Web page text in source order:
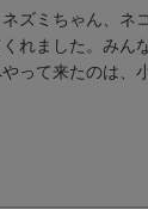
ズミちゃん、
れました。み
って来たのは